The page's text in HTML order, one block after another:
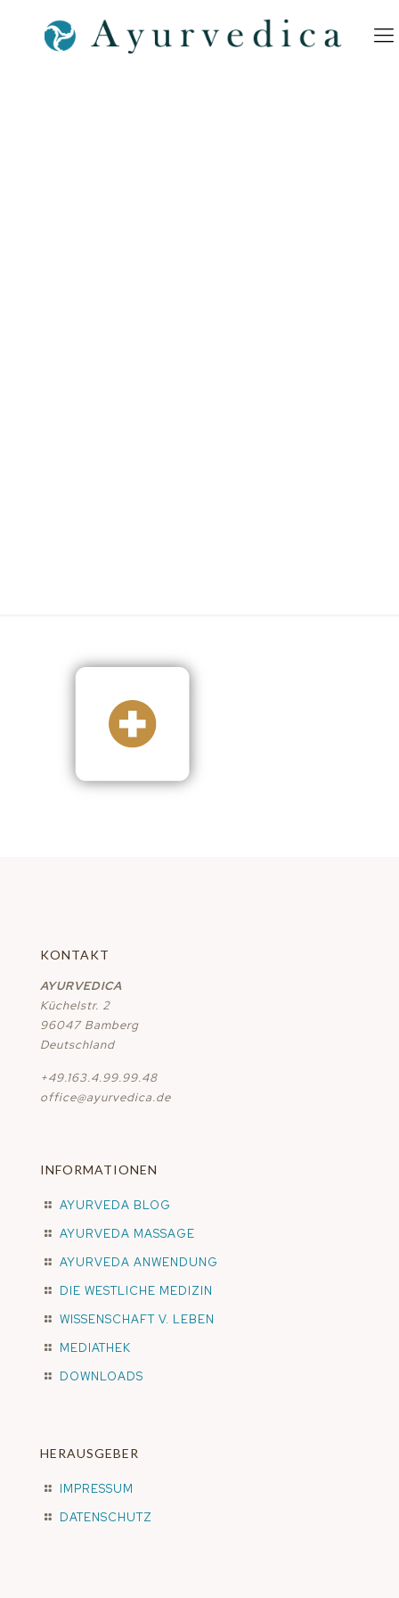
KONTAKT
AYURVEDICA
Küchelstr. 2
96047 Bamberg
Deutschland
+49.163.4.99.99.48
office@ayurvedica.de
INFORMATIONEN
AYURVEDA BLOG
AYURVEDA MASSAGE
AYURVEDA ANWENDUNG
DIE WESTLICHE MEDIZIN
WISSENSCHAFT V. LEBEN
MEDIATHEK
DOWNLOADS
HERAUSGEBER
IMPRESSUM
DATENSCHUTZ